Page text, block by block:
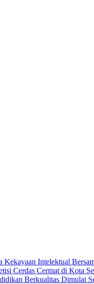
Kekayaan Intelektual
Cerdas Cermat di Kota
Berkualitas Dimulai